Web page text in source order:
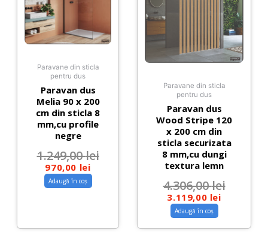
Paravane din sticla
pentru dus
Paravan dus
Melia 90 x 200
cm din sticla 8
mm,cu profile
negre
1.249,00lei
970,00 lei
Adaugă în coș
Paravane din sticla
pentru dus
Paravan dus
Wood Stripe 120
x 200 cm din
sticla securizata
8 mm,cu dungi
textura lemn
4.306,00lei
3.119,00 lei
Adaugă în coș